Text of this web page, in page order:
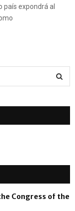
país expondrá al
H
Congress of the